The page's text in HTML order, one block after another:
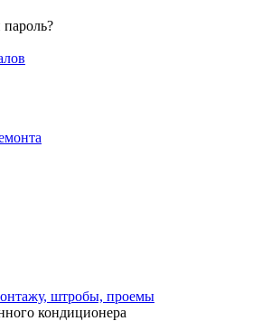
штробы, проемы
кондиционера